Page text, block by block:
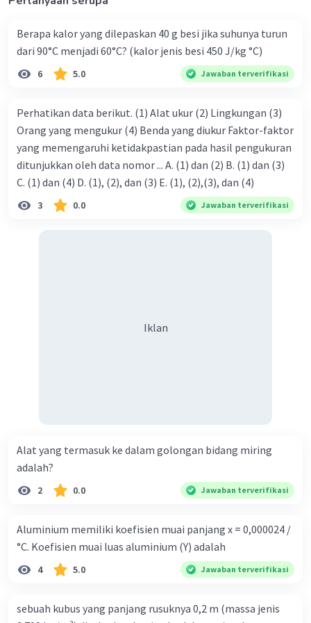
Beri Rating·5.0 (1) Balas
Dinda U
terima kasih banyak kak atas jawabannya, wiih
kakak alumni UGM ya? doain ya kak, smga besok
aku jga bisa kuliah di UGM hehe skrg aku masi smp,
kepengen bgt bisa kuliah disitu suatu saat nanti..
Jenifer S
Balas
Dinda U Level 50
09 Oktober 2023 12:30
terima kasih ya 🙏🏼
Berapa kalor yang dilepaskan 40 g besi jika suhunya turun
dari 90°C menjadi 60°C? (kalor jenis besi 450 J/kg °C)
6 5.0 Jawaban terverifikasi
Perhatikan data berikut. (1) Alat ukur (2) Lingkungan (3)
Orang yang mengukur (4) Benda yang diukur Faktor-faktor
yang memengaruhi ketidakpastian pada hasil pengukuran
ditunjukkan oleh data nomor ... A. (1) dan (2) B. (1) dan (3)
C. (1) dan (4) D. (1), (2), dan (3) E. (1), (2),(3), dan (4)
3 0.0 Jawaban terverifikasi
Iklan
Alat yang termasuk ke dalam golongan bidang miring
adalah?
2 0.0 Jawaban terverifikasi
Aluminium memiliki koefisien muai panjang x = 0,000024 /
°C. Koefisien muai luas aluminium (Y) adalah
4 5.0 Jawaban terverifikasi
sebuah kubus yang panjang rusuknya 0,2 m (massa jenis